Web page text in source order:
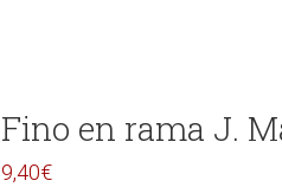
Fino en rama J.
9,40€